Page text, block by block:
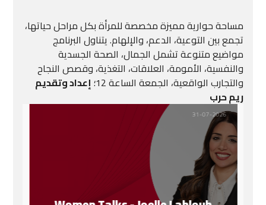
مساحة حوارية مميزة مخصصة للمرأة بكل مراحل حياتها،
تجمع بين التوعية، الدعم، والإلهام. يتناول البرنامج
مواضيع متنوعة تشمل الجمال، الصحة الجسدية
والنفسية، الأمومة، العلاقات، التغذية، وقصص النجاح
والتجارب الواقعية، الجمعة الساعة 12؛
إعداد وتقديم
ريم حرب
31-07-2026